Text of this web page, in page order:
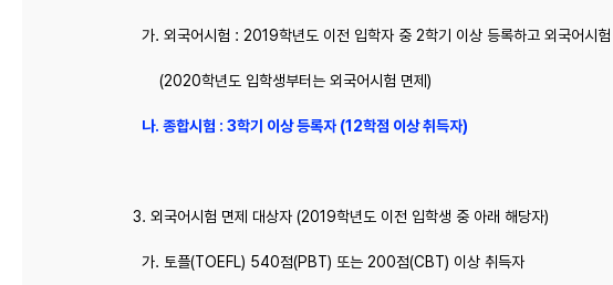
가. 외국어시험 : 2019학년도 이전 입학자 중 2학기 이상 등록하고 외국어시
(2020학년도 입학생부터는 외국어시험 면제)
나. 종합시험 : 3학기 이상 등록자 (12학점 이상 취득자)
3. 외국어시험 면제 대상자 (2019학년도 이전 입학생 중 아래 해당자)
가. 토플(TOEFL) 540점(PBT) 또는 200점(CBT) 이상 취득자